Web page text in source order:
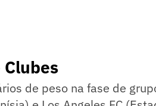
de peso na fase de